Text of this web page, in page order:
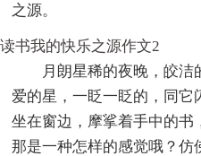
之源。
读书我的快乐之源作文2
月朗星稀的夜晚，皎
爱的星，一眨一眨的，同它
坐在窗边，摩挲着手中的书
那是一种怎样的感觉哦？仿